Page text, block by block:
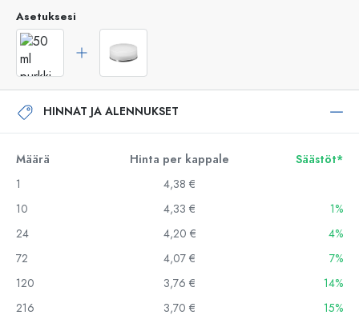
Asetuksesi
HINNAT JA ALENNUKSET
Määrä Hinta per kappale
Säästöt*
1
4,38 €
10
4,33 €
1%
24
4,20 €
4%
72
4,07 €
7%
120
3,76 €
14%
216
3,70 €
15%